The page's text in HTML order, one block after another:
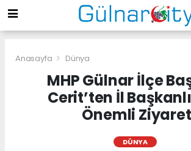
Anasayfa Dünya
MHP Gülnar İlçe
Cerit’ten İl
Önemli Ziyaret
DÜNYA